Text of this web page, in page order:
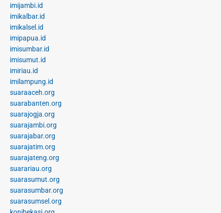
imijambi.id
imikalbar.id
imikalsel.id
imipapua.id
imisumbar.id
imisumut.id
imiriau.id
imilampung.id
suaraaceh.org
suarabanten.org
suarajogja.org
suarajambi.org
suarajabar.org
suarajatim.org
suarajateng.org
suarariau.org
suarasumut.org
suarasumbar.org
suarasumsel.org